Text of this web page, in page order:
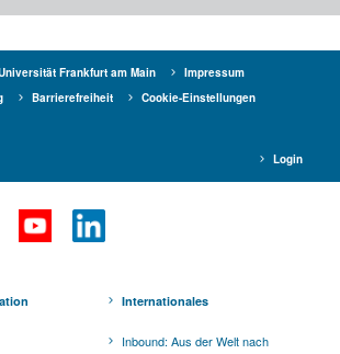
Frankfurt am Main
Impressum
Barrierefreiheit
Cookie-Einstellungen
Login
Internationales
Inbound: Aus der Welt nach